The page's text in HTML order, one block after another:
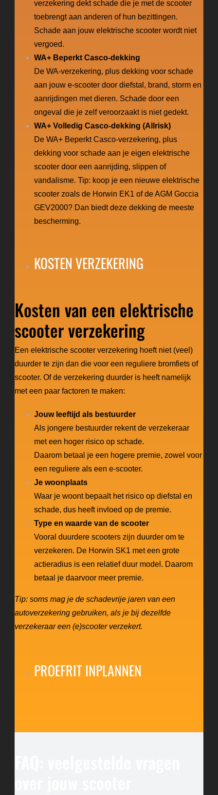
verzekering dekt schade die je met de scooter
toebrengt aan anderen of hun bezittingen.
Schade aan jouw elektrische scooter wordt niet
vergoed.
WA+ Beperkt Casco-dekking
De WA-verzekering, plus dekking voor schade
aan jouw e-scooterdoor diefstal, brand, storm en
aanrijdingen met dieren. Schade door een
ongeval die je zelf veroorzaakt is niet gedekt.
WA+ Volledig Casco-dekking (Allrisk)
De WA+ Beperkt Casco-verzekering, plus
dekking voor schade aan je eigen elektrische
scooter door een aanrijding, slippen of
vandalisme. Tip: koop je een nieuwe elektrische
scooterzoals de Horwin EK1 of de AGM Goccia
GEV2000? Dan biedt deze dekking de meeste
bescherming.
KOSTEN VERZEKERING
Kosten van een elektrische
scooter verzekering
Een elektrische scooter verzekering hoeft niet (veel)
duurder te zijn dan die voor een reguliere bromfiets of
scooter. Of de verzekering duurder is heeft namelijk
met een paar factoren te maken:
Jouw leeftijd als bestuurder
Als jongere bestuurder rekent de verzekeraar
met een hoger risico op schade.
Daarom betaal je een hogere premie, zowel voor
een reguliere als een e-scooter.
Je woonplaats
Waar je woont bepaalt het risico op diefstal en
schade, dus heeft invloed op de premie.
Type en waarde van de scooter
Vooral duurdere scooters zijn duurder om te
verzekeren. De Horwin SK1 met een grote
actieradius is een relatief duur model. Daarom
betaal je daarvoor meer premie.
Tip: soms mag je de schadevrije jaren van een
autoverzekering gebruiken, als je bij dezelfde
verzekeraar een (e)scooter verzekert.
PROEFRIT INPLANNEN